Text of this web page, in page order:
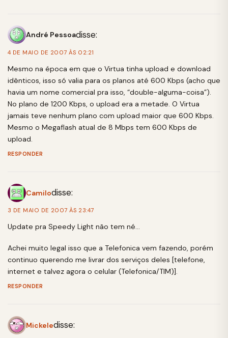
André Pessoadisse:
4 DE MAIO DE 2007 ÀS 02:21
Mesmo na época em que o Virtua tinha upload e download
idênticos, isso só valia para os planos até 600 Kbps (acho que
havia um nome comercial pra isso, “double-alguma-coisa”).
No plano de 1200 Kbps, o upload era a metade. O Virtua
jamais teve nenhum plano com upload maior que 600 Kbps.
Mesmo o Megaflash atual de 8 Mbps tem 600 Kbps de
upload.
RESPONDER
Camilodisse:
3 DE MAIO DE 2007 ÀS 23:47
Update pra Speedy Light não tem né…
Achei muito legal isso que a Telefonica vem fazendo, porém
continuo querendo me livrar dos serviços deles [telefone,
internet e talvez agora o celular (Telefonica/TIM)].
RESPONDER
Mickeledisse: